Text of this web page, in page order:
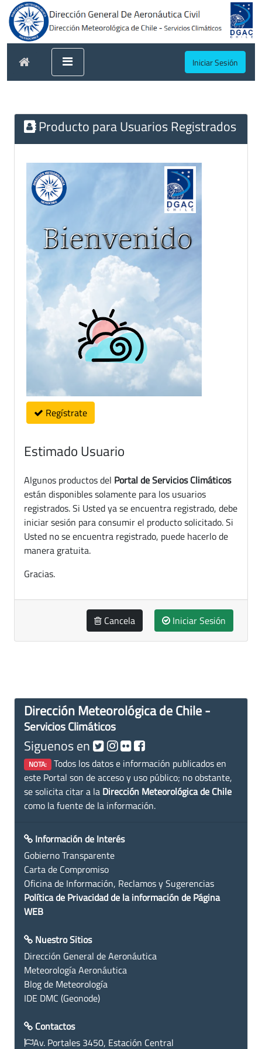
Iniciar Sesión
Producto para Usuarios Registrados
Regístrate
Estimado Usuario
Algunos productos del Portal de Servicios Climáticos
están disponibles solamente para los usuarios
registrados. Si Usted ya se encuentra registrado, debe
iniciar sesión para consumir el producto solicitado. Si
Usted no se encuentra registrado, puede hacerlo de
manera gratuita.
Gracias.
Cancela Iniciar Sesión
Dirección Meteorológica de Chile -
Servicios Climáticos
Siguenos en
NOTA: Todos los datos e información publicados en
este Portal son de acceso y uso público; no obstante,
se solicita citar a la Dirección Meteorológica de Chile
como la fuente de la información.
Información de Interés
Gobierno Transparente
Carta de Compromiso
Oficina de Información, Reclamos y Sugerencias
Política de Privacidad de la información de Página
WEB
Nuestro Sitios
Dirección General de Aeronáutica
Meteorología Aeronáutica
Blog de Meteorología
IDE DMC (Geonode)
Contactos
Av. Portales 3450, Estación Central